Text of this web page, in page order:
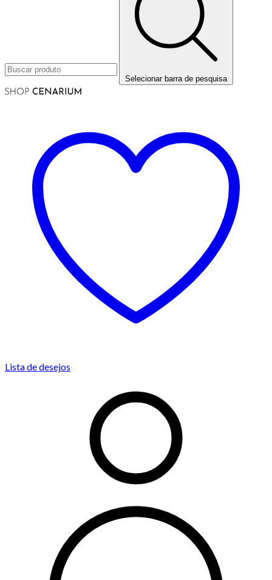
Selecionar barra de pesquisa
Lista de desejos